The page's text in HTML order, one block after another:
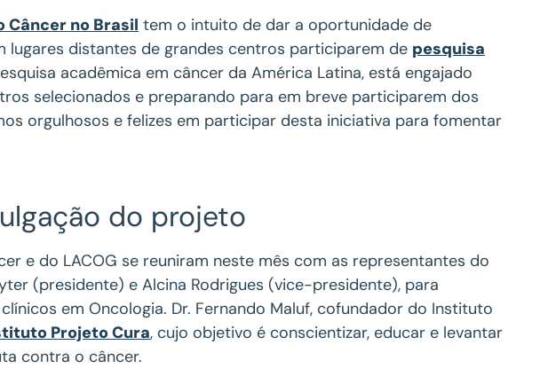
Câncer no Brasil tem o intuito de dar a oportunidade de
lugares distantes de grandes centros participarem de pesquisa
acadêmica em câncer da América Latina, está engajado
selecionados e preparando para em breve participarem dos
orgulhosos e felizes em participar desta iniciativa para fomentar
do projeto
e do LACOG se reuniram neste mês com as representantes do
(presidente) e Alcina Rodrigues (vice-presidente), para
em Oncologia. Dr. Fernando Maluf, cofundador do Instituto
Projeto Cura, cujo objetivo é conscientizar, educar e levantar
contra o câncer.